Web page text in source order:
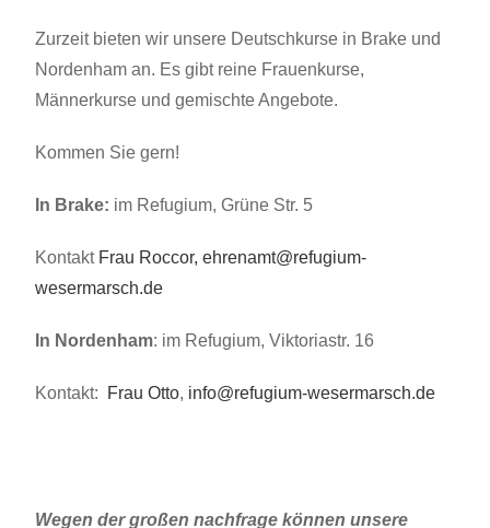
Zurzeit bieten wir unsere Deutschkurse in Brake und
Nordenham an. Es gibt reine Frauenkurse,
Männerkurse und gemischte Angebote.
Kommen Sie gern!
In Brake: im Refugium, Grüne Str. 5
Kontakt Frau Roccor,ehrenamt@refugium-
wesermarsch.de
In Nordenham: im Refugium, Viktoriastr. 16
Kontakt: Frau Otto, info@refugium-wesermarsch.de
Wegen der großen nachfrage können unsere